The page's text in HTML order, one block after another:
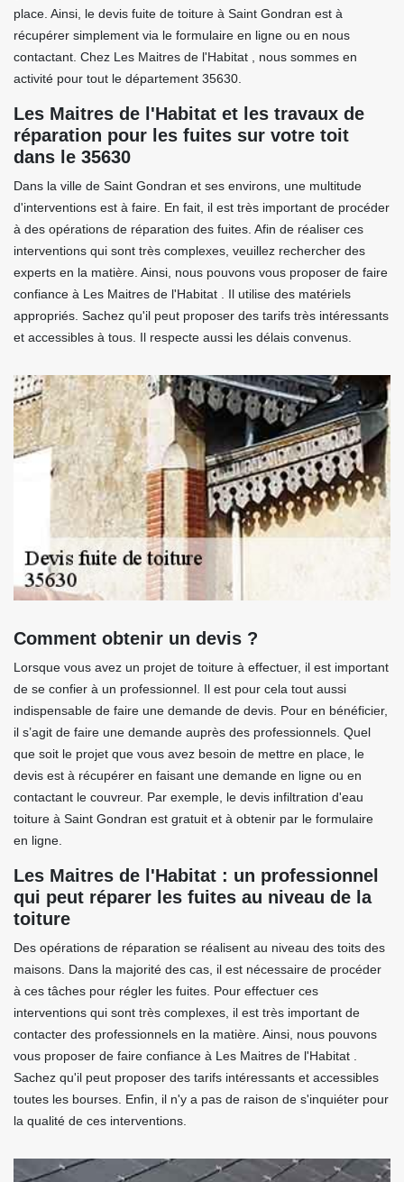
place. Ainsi, le devis fuite de toiture à Saint Gondran est à
récupérer simplement via le formulaire en ligne ou en nous
contactant. Chez Les Maitres de l'Habitat , nous sommes en
activité pour tout le département 35630.
Les Maitres de l'Habitat et les travaux de
réparation pour les fuites sur votre toit
dans le 35630
Dans la ville de Saint Gondran et ses environs, une multitude
d'interventions est à faire. En fait, il est très important de procéder
à des opérations de réparation des fuites. Afin de réaliser ces
interventions qui sont très complexes, veuillez rechercher des
experts en la matière. Ainsi, nous pouvons vous proposer de faire
confiance à Les Maitres de l'Habitat . Il utilise des matériels
appropriés. Sachez qu'il peut proposer des tarifs très intéressants
et accessibles à tous. Il respecte aussi les délais convenus.
Comment obtenir un devis ?
Lorsque vous avez un projet de toiture à effectuer, il est important
de se confier à un professionnel. Il est pour cela tout aussi
indispensable de faire une demande de devis. Pour en bénéficier,
il s’agit de faire une demande auprès des professionnels. Quel
que soit le projet que vous avez besoin de mettre en place, le
devis est à récupérer en faisant une demande en ligne ou en
contactant le couvreur. Par exemple, le devis infiltration d'eau
toiture à Saint Gondran est gratuit et à obtenir par le formulaire
en ligne.
Les Maitres de l'Habitat : un professionnel
qui peut réparer les fuites au niveau de la
toiture
Des opérations de réparation se réalisent au niveau des toits des
maisons. Dans la majorité des cas, il est nécessaire de procéder
à ces tâches pour régler les fuites. Pour effectuer ces
interventions qui sont très complexes, il est très important de
contacter des professionnels en la matière. Ainsi, nous pouvons
vous proposer de faire confiance à Les Maitres de l'Habitat .
Sachez qu'il peut proposer des tarifs intéressants et accessibles
toutes les bourses. Enfin, il n'y a pas de raison de s'inquiéter pour
la qualité de ces interventions.